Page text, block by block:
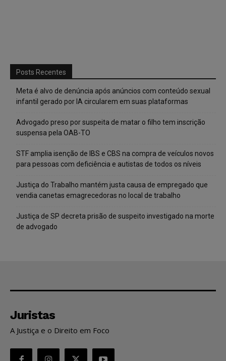
Posts Recentes
Meta é alvo de denúncia após anúncios com conteúdo sexual
infantil gerado por IA circularem em suas plataformas
Advogado preso por suspeita de matar o filho tem inscrição
suspensa pela OAB-TO
STF amplia isenção de IBS e CBS na compra de veículos novos
para pessoas com deficiência e autistas de todos os níveis
Justiça do Trabalho mantém justa causa de empregado que
vendia canetas emagrecedoras no local de trabalho
Justiça de SP decreta prisão de suspeito investigado na morte
de advogado
Juristas
A Justiça e o Direito em Foco